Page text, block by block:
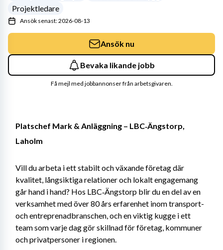
Platschef Mark & Anläggning – LBC‑Ängstorp,
Laholm
Vill du arbeta i ett stabilt och växande företag där
kvalitet, långsiktiga relationer och lokalt engagemang
går hand i hand? Hos LBC‑Ängstorp blir du en del av en
verksamhet med över 80 års erfarenhet inom transport-
och entreprenadbranschen, och en viktig kugge i ett
team som varje dag gör skillnad för företag, kommuner
och privatpersoner i regionen.
Projektledare
Ansök senast: 2026-08-13
Ansök nu
Bevaka likande jobb
Få mejl med jobbannonser från arbetsgivaren.